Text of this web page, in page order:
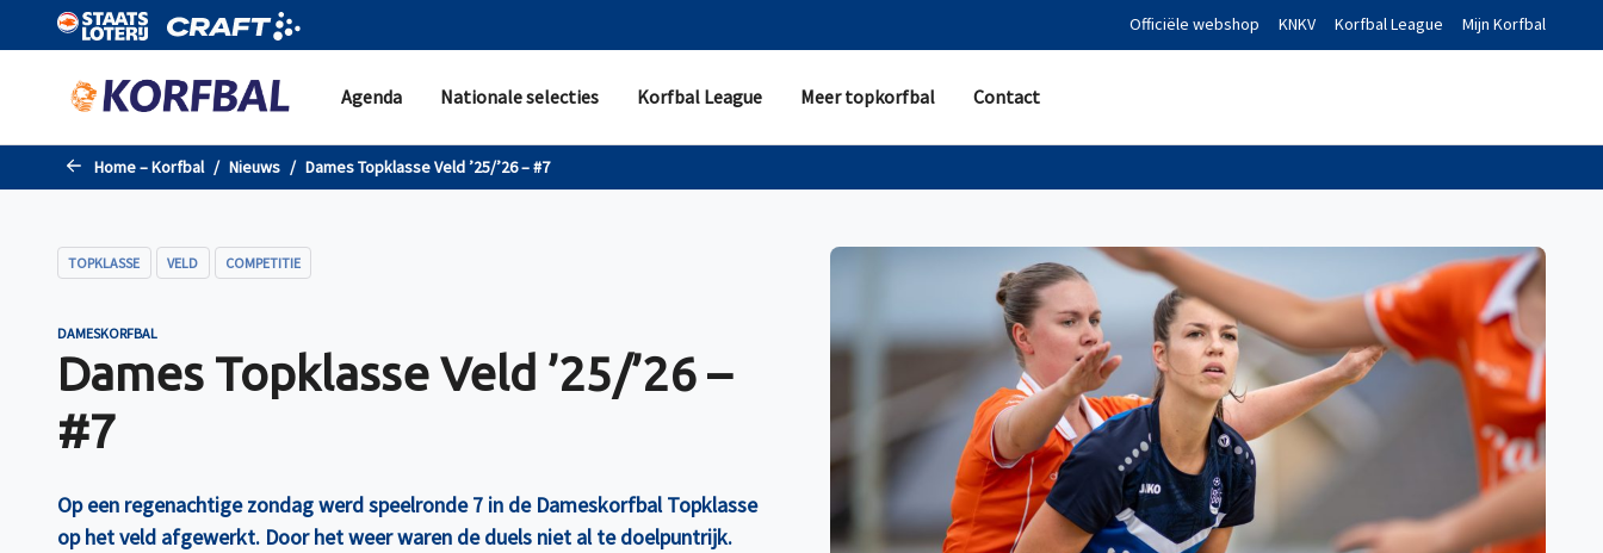
Naar de hoofdinhoud gaan Officiële webshop KNKV Korfbal League Mijn Korfbal
Agenda Nationale selecties Korfbal League Meer topkorfbal Contact
Home – Korfbal Nieuws Dames Topklasse Veld ’25/’26 – #7
TOPKLASSE VELD COMPETITIE
DAMESKORFBAL
Dames Topklasse Veld ’25/’26 –
#7
Op een regenachtige zondag werd speelronde 7 in de Dameskorfbal Topklasse
op het veld afgewerkt. Door het weer waren de duels niet al te doelpuntrijk.